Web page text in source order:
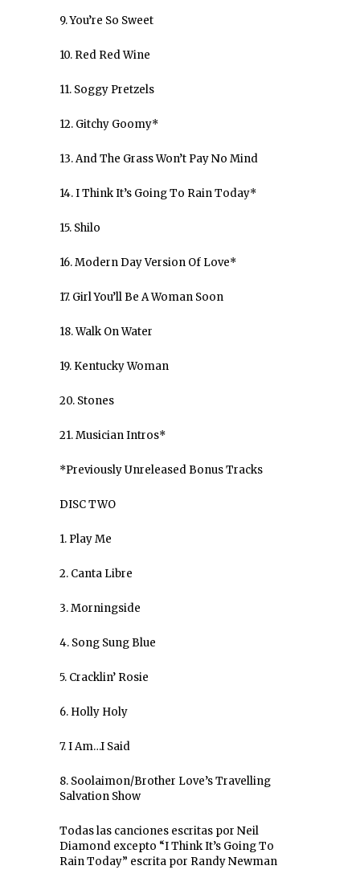
9. You’re So Sweet
10. Red Red Wine
11. Soggy Pretzels
12. Gitchy Goomy*
13. And The Grass Won’t Pay No Mind
14. I Think It’s Going To Rain Today*
15. Shilo
16. Modern Day Version Of Love*
17. Girl You’ll Be A Woman Soon
18. Walk On Water
19. Kentucky Woman
20. Stones
21. Musician Intros*
*Previously Unreleased Bonus Tracks
DISC TWO
1. Play Me
2. Canta Libre
3. Morningside
4. Song Sung Blue
5. Cracklin’ Rosie
6. Holly Holy
7. I Am…I Said
8. Soolaimon/Brother Love’s Travelling
Salvation Show
Todas las canciones escritas por Neil
Diamond excepto “I Think It’s Going To
Rain Today” escrita por Randy Newman